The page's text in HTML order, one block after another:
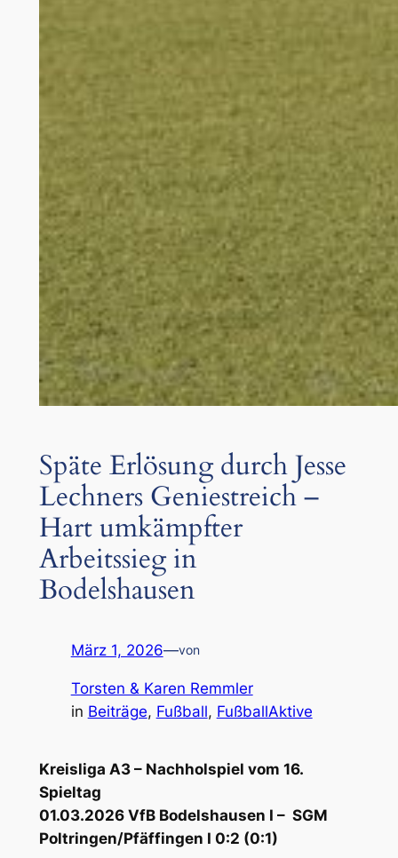
Späte Erlösung durch Jesse
Lechners Geniestreich –
Hart umkämpfter
Arbeitssieg in
Bodelshausen
März 1, 2026—von
Torsten & Karen Remmler
in Beiträge, Fußball, FußballAktive
Kreisliga A3 – Nachholspiel vom 16.
Spieltag
01.03.2026 VfB Bodelshausen I – SGM
Poltringen/Pfäffingen I 0:2 (0:1)